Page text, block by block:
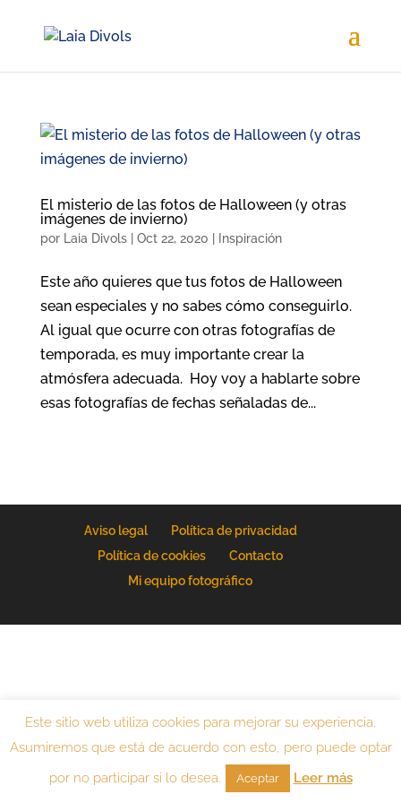
El misterio de las fotos de Halloween (y otras
imágenes de invierno)
por Laia Divols| Oct 22, 2020 Inspiración
Este año quieres que tus fotos de Halloween
sean especiales y no sabes cómo conseguirlo.
Al igual que ocurre con otras fotografías de
temporada, es muy importante crear la
atmósfera adecuada. Hoy voy a hablarte sobre
esas fotografías de fechas señaladas de...
Aviso legal
Política de privacidad
Política de cookies
Contacto
Mi equipo fotográfico
Este sitio web utiliza cookies para mejorar su experiencia.
Asumiremos que está de acuerdo con esto, pero puede optar
por no participar si lo desea.
Aceptar Leer más